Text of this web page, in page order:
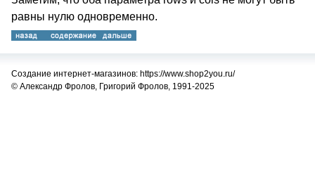
равны нулю одновременно.
Создание интернет-магазинов: https://www.shop2you.ru/
© Александр Фролов, Григорий Фролов, 1991-2025